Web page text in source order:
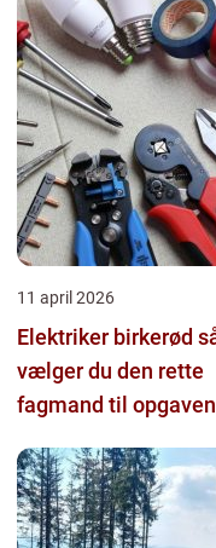
11 april 2026
Elektriker birkerød sådan
vælger du den rette
fagmand til opgaven